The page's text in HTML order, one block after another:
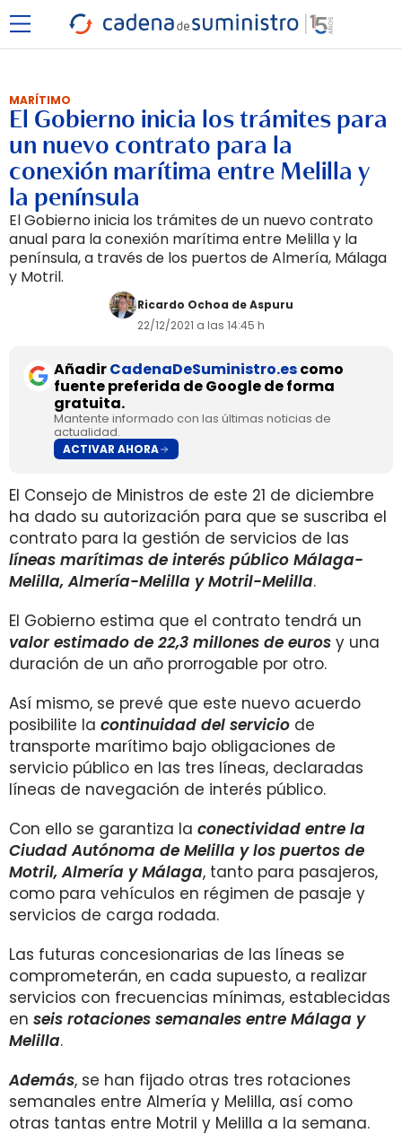
MARÍTIMO
El Gobierno inicia los trámites para
un nuevo contrato para la
conexión marítima entre Melilla y
la península
El Gobierno inicia los trámites de un nuevo contrato
anual para la conexión marítima entre Melilla y la
península, a través de los puertos de Almería, Málaga
y Motril.
Ricardo Ochoa de Aspuru
22/12/2021 a las 14:45 h
AñadirCadenaDeSuministro.escomo
fuente preferida de Google de forma
gratuita.
Mantente informado con las últimas noticias de
actualidad.
ACTIVAR AHORA
El Consejo de Ministros de este 21 de diciembre
ha dado su autorización para que se suscriba el
contrato para la gestión de servicios de las
líneas marítimas de interés público Málaga-
Melilla, Almería-Melilla y Motril-Melilla.
El Gobierno estima que el contrato tendrá un
valor estimado de 22,3 millones de euros y una
duración de un año prorrogable por otro.
Así mismo, se prevé que este nuevo acuerdo
posibilite la continuidad del servicio de
transporte marítimo bajo obligaciones de
servicio público en las tres líneas, declaradas
líneas de navegación de interés público.
Con ello se garantiza la conectividad entre la
Ciudad Autónoma de Melilla y los puertos de
Motril, Almería y Málaga, tanto para pasajeros,
como para vehículos en régimen de pasaje y
servicios de carga rodada.
Las futuras concesionarias de las líneas se
comprometerán, en cada supuesto, a realizar
servicios con frecuencias mínimas, establecidas
en seis rotaciones semanales entre Málaga y
Melilla.
Además, se han fijado otras tres rotaciones
semanales entre Almería y Melilla, así como
otras tantas entre Motril y Melilla a la semana.